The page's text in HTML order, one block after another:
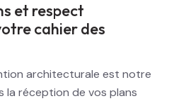
et respect
cahier des
architecturale est notre
la réception de vos plans